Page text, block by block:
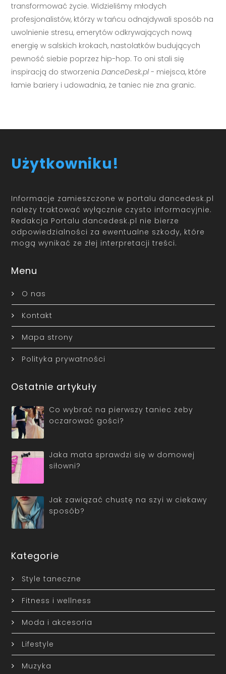
transformować życie. Widzieliśmy młodych
profesjonalistów, którzy w tańcu odnajdywali sposób na
uwolnienie stresu, emerytów odkrywających nową
energię w salskich krokach, nastolatków budujących
pewność siebie poprzez hip-hop. To oni stali się
inspiracją do stworzeniaDanceDesk.pl - miejsca, które
łamie bariery i udowadnia, że taniec nie zna granic.
Użytkowniku!
Informacje zamieszczone w portalu dancedesk.pl
należy traktować wyłącznie czysto informacyjnie.
Redakcja Portalu dancedesk.pl nie bierze
odpowiedzialności za ewentualne szkody, które
mogą wynikać ze złej interpretacji treści.
Menu
O nas
Kontakt
Mapa strony
Polityka prywatności
Ostatnie artykuły
Co wybrać na pierwszy taniec żeby
oczarować gości?
Jaka mata sprawdzi się w domowej
siłowni?
Jak zawiązać chustę na szyi w ciekawy
sposób?
Kategorie
Style taneczne
Fitness i wellness
Moda i akcesoria
Lifestyle
Muzyka